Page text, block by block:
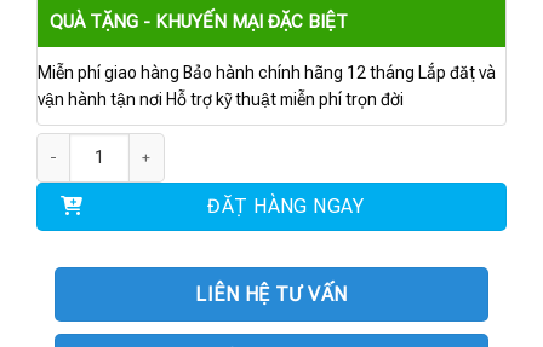
QUÀ TẶNG - KHUYẾN MẠI ĐẶC BIỆT
Miễn phí giao hàng Bảo hành chính hãng 12 tháng Lắp đặt và
vận hành tận nơi Hỗ trợ kỹ thuật miễn phí trọn đời
ĐẶT HÀNG NGAY
LIÊN HỆ TƯ VẤN